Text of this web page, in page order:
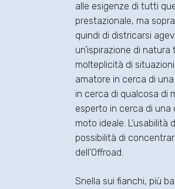
alle esigenze di tutti
prestazionale, ma
quindi di districarsi
un’ispirazione di
molteplicità di
amatore in cerca di
in cerca di qualcosa di
esperto in cerca di una
moto ideale.
possibilità di
dell’Offroad.
Snella sui fianchi, più